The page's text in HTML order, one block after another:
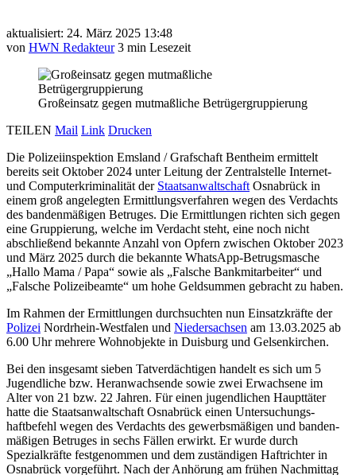
aktualisiert: 24. März 2025 13:48
von HWN Redakteur 3 min Lesezeit
Großeinsatz gegen mutmaßliche Betrügergruppierung
TEILEN Mail Link Drucken
Die Polizeiinspektion Emsland / Grafschaft Bentheim ermittelt
bereits seit Oktober 2024 unter Leitung der Zentralstelle Internet-
und Computerkriminalität der Staatsanwaltschaft Osnabrück in
einem groß angelegten Ermittlungsverfahren wegen des Verdachts
des bandenmäßigen Betruges. Die Ermittlungen richten sich gegen
eine Gruppierung, welche im Verdacht steht, eine noch nicht
abschließend bekannte Anzahl von Opfern zwischen Oktober 2023
und März 2025 durch die bekannte WhatsApp-Betrugsmasche
„Hallo Mama / Papa“ sowie als „Falsche Bankmitarbeiter“ und
„Falsche Polizeibeamte“ um hohe Geldsummen gebracht zu haben.
Im Rahmen der Ermittlungen durchsuchten nun Einsatzkräfte der
Polizei Nordrhein-Westfalen und Niedersachsen am 13.03.2025 ab
6.00 Uhr mehrere Wohnobjekte in Duisburg und Gelsenkirchen.
Bei den insgesamt sieben Tatverdächtigen handelt es sich um 5
Jugendliche bzw. Heranwachsende sowie zwei Erwachsene im
Alter von 21 bzw. 22 Jahren. Für einen jugendlichen Haupttäter
hatte die Staatsanwaltschaft Osnabrück einen Untersuchungs­
haftbefehl wegen des Verdachts des gewerbsmäßigen und banden­
mäßigen Betruges in sechs Fällen erwirkt. Er wurde durch
Spezialkräfte festgenommen und dem zuständigen Haftrichter in
Osnabrück vorgeführt. Nach der Anhörung am frühen Nachmittag